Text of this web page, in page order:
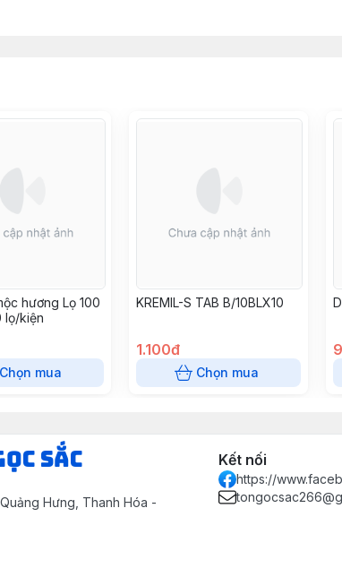
hương Lọ 100
lọ/kiện
Chọn mua
KREMIL-S TAB B/10BLX10
1.100đ
Chọn mua
Sắc
Hưng, Thanh Hóa -
Kết nối
https://